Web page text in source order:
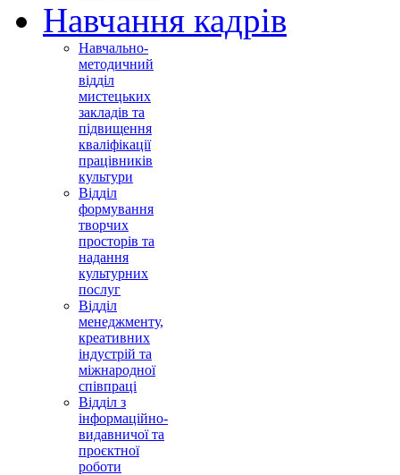
Навчання кадрів
Навчально-
методичний
відділ
мистецьких
закладів та
підвищення
кваліфікації
працівників
культури
Відділ
формування
творчих
просторів та
надання
культурних
послуг
Відділ
менеджменту,
креативних
індустрій та
міжнародної
співпраці
Відділ з
інформаційно-
видавничої та
проєктної
роботи